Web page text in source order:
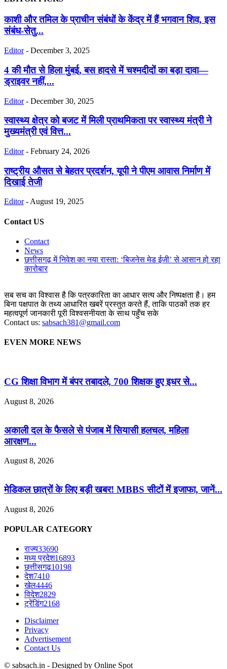
काशी और तमिल के प्राचीन संबंधों के केंद्र में हैं भगवान शिव, इस
संबंध-सेतु...
Editor - December 3, 2025
4 की मौत से हिला मुंबई, बस हादसे में चश्मदीदों का बड़ा दावा—
ड्राइवर नहीं,...
Editor - December 30, 2025
स्वास्थ्य क्षेत्र को बजट में मिली प्राथमिकता पर स्वास्थ्य मंत्री ने
मुख्यमंत्री एवं वित्त...
Editor - February 24, 2026
राष्ट्रीय औसत से बेहतर प्रदर्शन, यूपी ने पीएम आवास निर्माण में
दिखाई तेजी
Editor -August 19, 2025
Contact US
Contact
News
छत्तीसगढ़ में निवेश का नया रास्ता: ‘बिजनेस मेड ईजी’ से आसान हो रहा
कारोबार
सब सच का विश्वास है कि पत्रकारिता का आधार सत्य और निष्पक्षता है। हम
बिना पक्षपात के तथ्य आधारित खबरें प्रस्तुत करते हैं, ताकि पाठकों तक हर
महत्वपूर्ण जानकारी पूरी विश्वसनीयता के साथ पहुँच सके
Contact us: sabsach381@gmail.com
EVEN MORE NEWS
CG शिक्षा विभाग में बंपर तबादले, 700 शिक्षक हुए इधर से...
August 8, 2026
अकाली दल के फैसले से पंजाब में सियासी हलचल, महिला
आरक्षण...
August 8, 2026
मेडिकल छात्रों के लिए बड़ी खबर! MBBS सीटों में इजाफा, जानें...
August 8, 2026
POPULAR CATEGORY
राज्य33690
मध्य प्रदेश16893
छत्तीसगढ़10198
देश7410
खेल4446
विदेश2829
ट्रेंडिंग2168
Disclaimer
Privacy
Advertisement
Contact Us
© sabsach.in - Designed by Online Spot